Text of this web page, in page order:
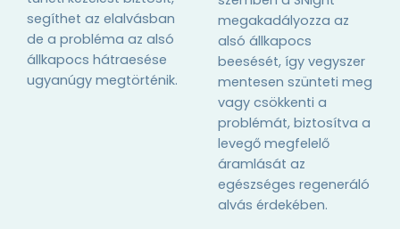
segíthet az elalvásban
de a probléma az alsó
állkapocs hátraesése
ugyanúgy megtörténik.
megakadályozza az
alsó állkapocs
beesését, így vegyszer
mentesen szünteti meg
vagy csökkenti a
problémát, biztosítva a
levegő megfelelő
áramlását az
egészséges regeneráló
alvás érdekében.